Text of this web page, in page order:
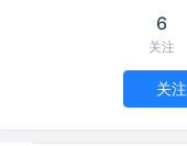
6
关注
关注